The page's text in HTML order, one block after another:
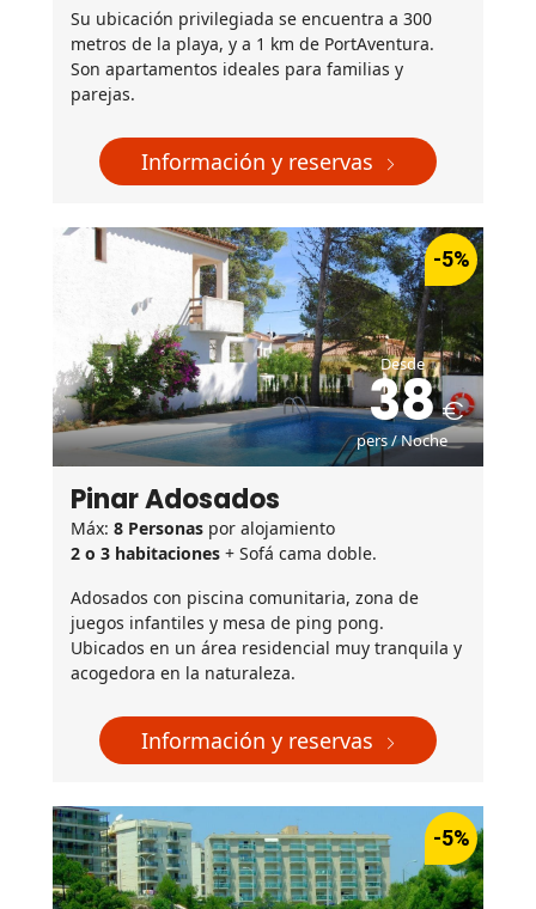
Su ubicación privilegiada se encuentra a 300
metros de la playa, y a 1 km de PortAventura.
Son apartamentos ideales para familias y
parejas.
Información y reservas
-5%
Desde
38
pers / Noche
Pinar Adosados
Máx: 8 Personas por alojamiento
2 o 3 habitaciones + Sofá cama doble.
Adosados con piscina comunitaria, zona de
juegos infantiles y mesa de ping pong.
Ubicados en un área residencial muy tranquila y
acogedora en la naturaleza.
Información y reservas
-5%